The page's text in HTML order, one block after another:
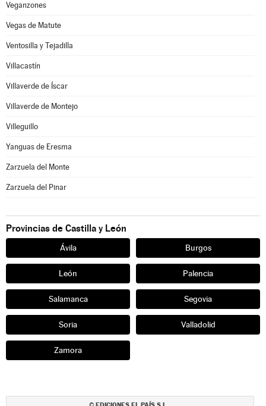
Veganzones
Vegas de Matute
Ventosilla y Tejadilla
Villacastín
Villaverde de Íscar
Villaverde de Montejo
Villeguillo
Yanguas de Eresma
Zarzuela del Monte
Zarzuela del Pinar
Provincias de Castilla y León
Ávila Burgos
León Palencia
Salamanca Segovia
Soria Valladolid
Zamora